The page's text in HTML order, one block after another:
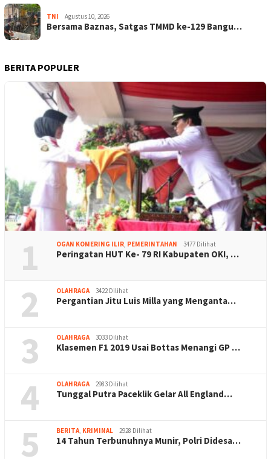
TNI Agustus 10, 2026
Bersama Baznas, Satgas TMMD ke-129 Bangu…
BERITA POPULER
1 OGAN KOMERING ILIR, PEMERINTAHAN 3477 Dilihat
Peringatan HUT Ke- 79 RI Kabupaten OKI, …
2 OLAHRAGA 3422 Dilihat
Pergantian Jitu Luis Milla yang Menganta…
3 OLAHRAGA 3033 Dilihat
Klasemen F1 2019 Usai Bottas Menangi GP …
4 OLAHRAGA 2983 Dilihat
Tunggal Putra Paceklik Gelar All England…
5 BERITA, KRIMINAL 2928 Dilihat
14 Tahun Terbunuhnya Munir, Polri Didesa…